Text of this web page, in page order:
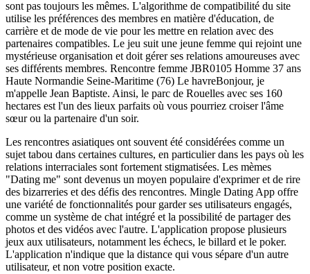
sont pas toujours les mêmes. L'algorithme de compatibilité du site
utilise les préférences des membres en matière d'éducation, de
carrière et de mode de vie pour les mettre en relation avec des
partenaires compatibles. Le jeu suit une jeune femme qui rejoint une
mystérieuse organisation et doit gérer ses relations amoureuses avec
ses différents membres. Rencontre femme JBR0105 Homme 37 ans
Haute Normandie Seine-Maritime (76) Le havreBonjour, je
m'appelle Jean Baptiste. Ainsi, le parc de Rouelles avec ses 160
hectares est l'un des lieux parfaits où vous pourriez croiser l'âme
sœur ou la partenaire d'un soir.
Les rencontres asiatiques ont souvent été considérées comme un
sujet tabou dans certaines cultures, en particulier dans les pays où les
relations interraciales sont fortement stigmatisées. Les mèmes
"Dating me" sont devenus un moyen populaire d'exprimer et de rire
des bizarreries et des défis des rencontres. Mingle Dating App offre
une variété de fonctionnalités pour garder ses utilisateurs engagés,
comme un système de chat intégré et la possibilité de partager des
photos et des vidéos avec l'autre. L'application propose plusieurs
jeux aux utilisateurs, notamment les échecs, le billard et le poker.
L'application n'indique que la distance qui vous sépare d'un autre
utilisateur, et non votre position exacte.